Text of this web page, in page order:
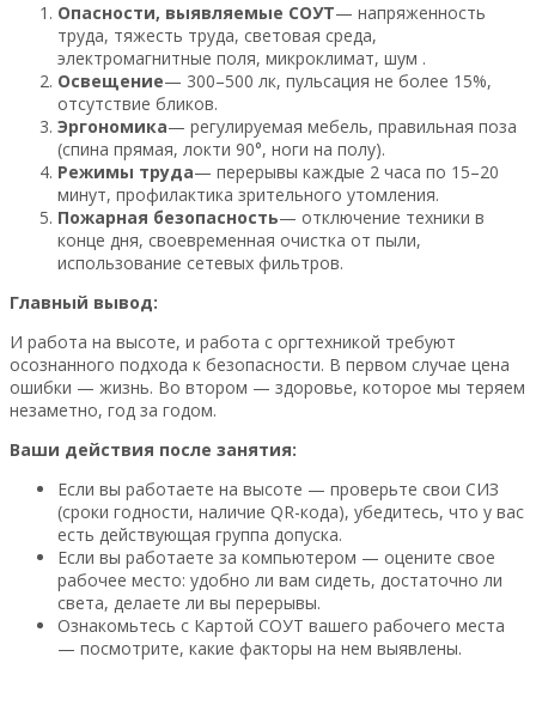
Опасности, выявляемые СОУТ— напряженность
труда, тяжесть труда, световая среда,
электромагнитные поля, микроклимат, шум .
Освещение— 300–500 лк, пульсация не более 15%,
отсутствие бликов.
Эргономика— регулируемая мебель, правильная поза
(спина прямая, локти 90°, ноги на полу).
Режимы труда— перерывы каждые 2 часа по 15–20
минут, профилактика зрительного утомления.
Пожарная безопасность— отключение техники в
конце дня, своевременная очистка от пыли,
использование сетевых фильтров.
Главный вывод:
И работа на высоте, и работа с оргтехникой требуют
осознанного подхода к безопасности. В первом случае цена
ошибки — жизнь. Во втором — здоровье, которое мы теряем
незаметно, год за годом.
Ваши действия после занятия:
Если вы работаете на высоте — проверьте свои СИЗ
(сроки годности, наличие QR-кода), убедитесь, что у вас
есть действующая группа допуска.
Если вы работаете за компьютером — оцените свое
рабочее место: удобно ли вам сидеть, достаточно ли
света, делаете ли вы перерывы.
Ознакомьтесь с Картой СОУТ вашего рабочего места
— посмотрите, какие факторы на нем выявлены.